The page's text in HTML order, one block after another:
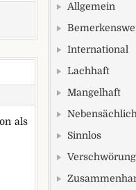
Schrecklich wichtig
als
Allgemein
International
Lachhaft
Mangelhaft
Nebensächlich
Sinnlos